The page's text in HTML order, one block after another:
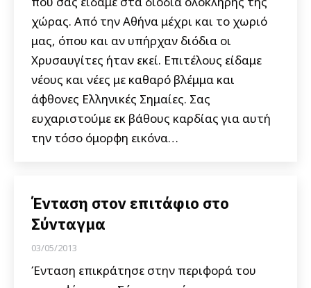
χώρας. Από την Αθήνα μέχρι και το χωριό
μας, όπου και αν υπήρχαν διόδια οι
Χρυσαυγίτες ήταν εκεί. Επιτέλους είδαμε
νέους και νέες με καθαρό βλέμμα και
άφθονες Ελληνικές Σημαίες. Σας
ευχαριστούμε εκ βάθους καρδίας για αυτή
την τόσο όμορφη εικόνα…
Ένταση στον επιτάφιο στο
Σύνταγμα
03/05/2013
Ένταση επικράτησε στην περιφορά του